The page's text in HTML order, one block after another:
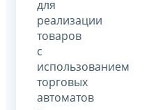
для
реализации
товаров
с
использованием
торговых
автоматов